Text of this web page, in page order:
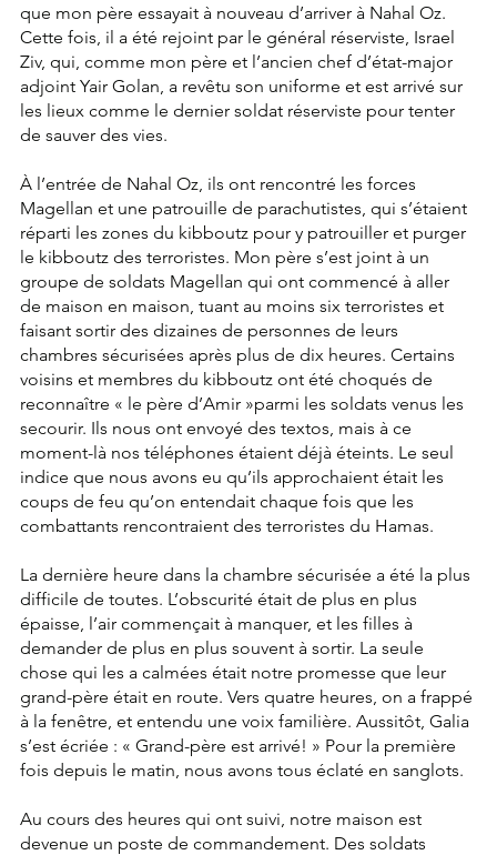
que mon père essayait à nouveau d’arriver à Nahal Oz.
Cette fois, il a été rejoint par le général réserviste, Israel
Ziv, qui, comme mon père et l’ancien chef d’état-major
adjoint Yair Golan, a revêtu son uniforme et est arrivé sur
les lieux comme le dernier soldat réserviste pour tenter
de sauver des vies.
À l’entrée de Nahal Oz, ils ont rencontré les forces
Magellan et une patrouille de parachutistes, qui s’étaient
réparti les zones du kibboutz pour y patrouiller et purger
le kibboutz des terroristes. Mon père s’est joint à un
groupe de soldats Magellan qui ont commencé à aller
de maison en maison, tuant au moins six terroristes et
faisant sortir des dizaines de personnes de leurs
chambres sécurisées après plus de dix heures. Certains
voisins et membres du kibboutz ont été choqués de
reconnaître « le père d’Amir »parmi les soldats venus les
secourir. Ils nous ont envoyé des textos, mais à ce
moment-là nos téléphones étaient déjà éteints. Le seul
indice que nous avons eu qu’ils approchaient était les
coups de feu qu’on entendait chaque fois que les
combattants rencontraient des terroristes du Hamas.
La dernière heure dans la chambre sécurisée a été la plus
difficile de toutes. L’obscurité était de plus en plus
épaisse, l’air commençait à manquer, et les filles à
demander de plus en plus souvent à sortir. La seule
chose qui les a calmées était notre promesse que leur
grand-père était en route. Vers quatre heures, on a frappé
à la fenêtre, et entendu une voix familière. Aussitôt, Galia
s’est écriée : « Grand-père est arrivé! » Pour la première
fois depuis le matin, nous avons tous éclaté en sanglots.
Au cours des heures qui ont suivi, notre maison est
devenue un poste de commandement. Des soldats